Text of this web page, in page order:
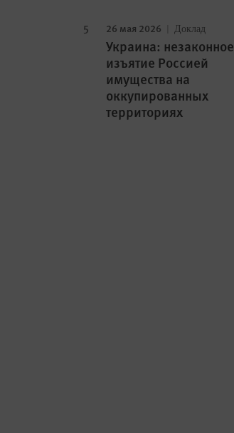
26 мая 2026 Доклад
Украина: незаконное
изъятие Россией
имущества на
оккупированных
территориях